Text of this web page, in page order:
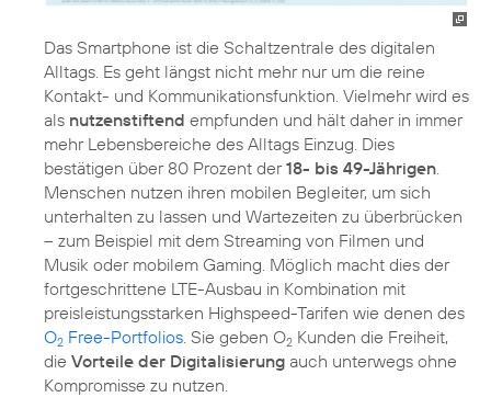
Das Smartphone ist die Schaltzentrale des digitalen
Alltags. Es geht längst nicht mehr nur um die reine
Kontakt- und Kommunikationsfunktion. Vielmehr wird es
als nutzenstiftend empfunden und hält daher in immer
mehr Lebensbereiche des Alltags Einzug. Dies
bestätigen über 80 Prozent der18- bis 49-Jährigen
Menschen nutzen ihren mobilen Begleiter, um sich
unterhalten zu lassen und Wartezeiten zu überbrücken
– zum Beispiel mit dem Streaming von Filmen und
Musik oder mobilem Gaming. Möglich macht dies der
fortgeschrittene LTE-Ausbau in Kombination mit
preisleistungsstarken Highspeed-Tarifen wie denen des
O2 Free-Portfolios . Sie geben O2 Kunden die Freiheit,
die Vorteile der Digitalisierung auch unterwegs ohne
Kompromisse zu nutzen.